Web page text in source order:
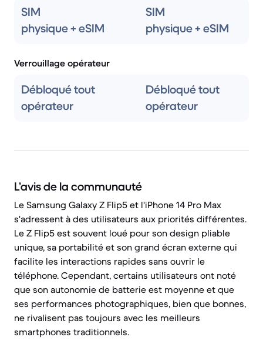
SIM
physique + eSIM
SIM
physique + eSIM
Verrouillage opérateur
Débloqué tout
opérateur
Débloqué tout
opérateur
L’avis de la communauté
Le Samsung Galaxy Z Flip5 et l'iPhone 14 Pro Max
s'adressent à des utilisateurs aux priorités différentes.
Le Z Flip5 est souvent loué pour son design pliable
unique, sa portabilité et son grand écran externe qui
facilite les interactions rapides sans ouvrir le
téléphone. Cependant, certains utilisateurs ont noté
que son autonomie de batterie est moyenne et que
ses performances photographiques, bien que bonnes,
ne rivalisent pas toujours avec les meilleurs
smartphones traditionnels.